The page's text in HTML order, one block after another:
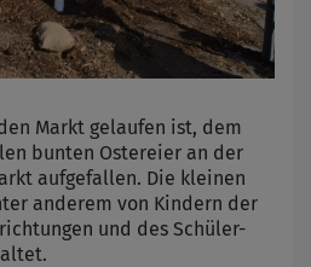
Markt gelaufen ist, dem
bunten Ostereier an der
aufgefallen. Die kleinen
anderem von Kindern der
und des Schüler-